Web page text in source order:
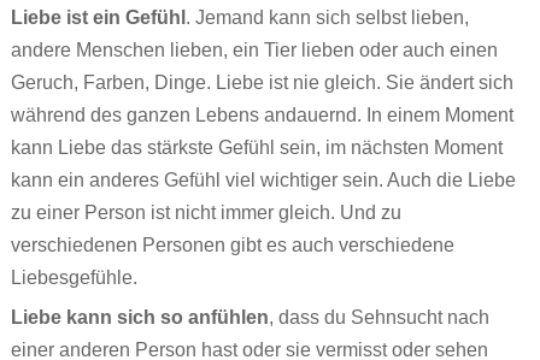
Liebe ist ein Gefühl . Jemand kann sich selbst lieben,
andere Menschen lieben, ein Tier lieben oder auch einen
Geruch, Farben, Dinge. Liebe ist nie gleich. Sie ändert sich
während des ganzen Lebens andauernd. In einem Moment
kann Liebe das stärkste Gefühl sein, im nächsten Moment
kann ein anderes Gefühl viel wichtiger sein. Auch die Liebe
zu einer Person ist nicht immer gleich. Und zu
verschiedenen Personen gibt es auch verschiedene
Liebesgefühle.
Liebe kann sich so anfühlen, dass du Sehnsucht nach
einer anderen Person hast oder sie vermisst oder sehen